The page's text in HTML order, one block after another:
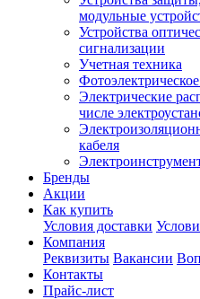
модульные
Устройства
сигнализации
Учетная техника
Электрические
числе
кабеля
Бренды
Акции
Как купить
Условия доставки
Компания
Реквизиты Вакансии
Контакты
Прайс-лист